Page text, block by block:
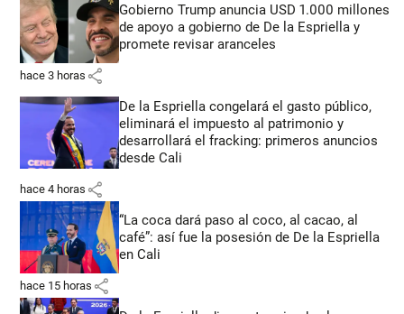
Gobierno Trump anuncia USD 1.000 millones
de apoyo a gobierno de De la Espriella y
promete revisar aranceles
hace 3 horas share
De la Espriella congelará el gasto público,
eliminará el impuesto al patrimonio y
desarrollará el fracking: primeros anuncios
desde Cali
hace 4 horas share
“La coca dará paso al coco, al cacao, al
café”: así fue la posesión de De la Espriella
en Cali
hace 15 horas share